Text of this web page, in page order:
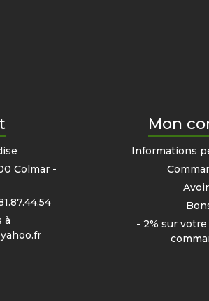
Colmar -
à
Mon
Informations
- 2% sur